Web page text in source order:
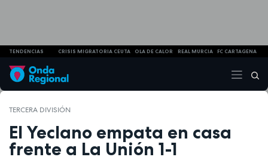
TENDENCIAS CRISIS MIGRATORIA CEUTA OLA DE CALOR REAL MURCIA FC CARTAGENA
TERCERA DIVISIÓN
El Yeclano empata en casa
frente a La Unión 1-1